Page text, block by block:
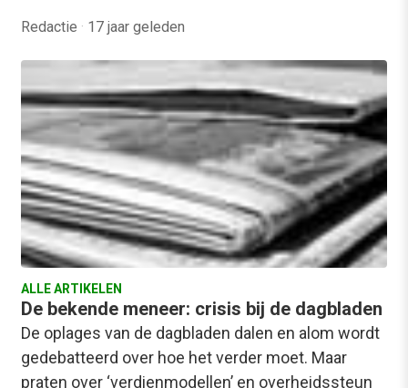
Redactie · 17 jaar geleden
ALLE ARTIKELEN
De bekende meneer: crisis bij de dagbladen
De oplages van de dagbladen dalen en alom wordt
gedebatteerd over hoe het verder moet. Maar
praten over ‘verdienmodellen’ en overheidssteun